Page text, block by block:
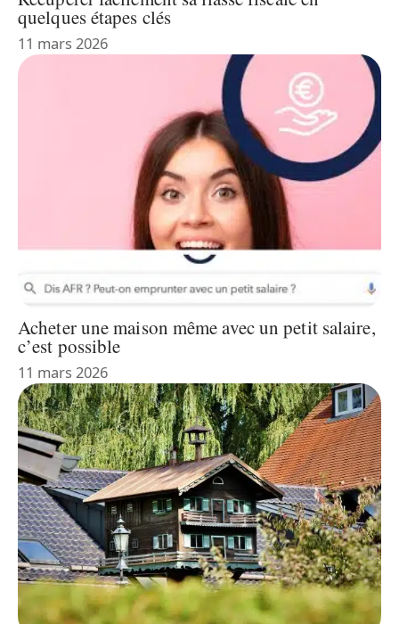
quelques étapes clés
11 mars 2026
Acheter une maison même avec un petit salaire,
c’est possible
11 mars 2026